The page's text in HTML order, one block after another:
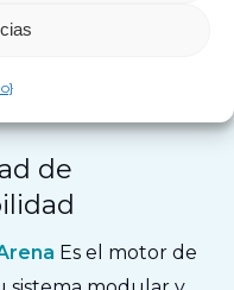
de
Es el motor de